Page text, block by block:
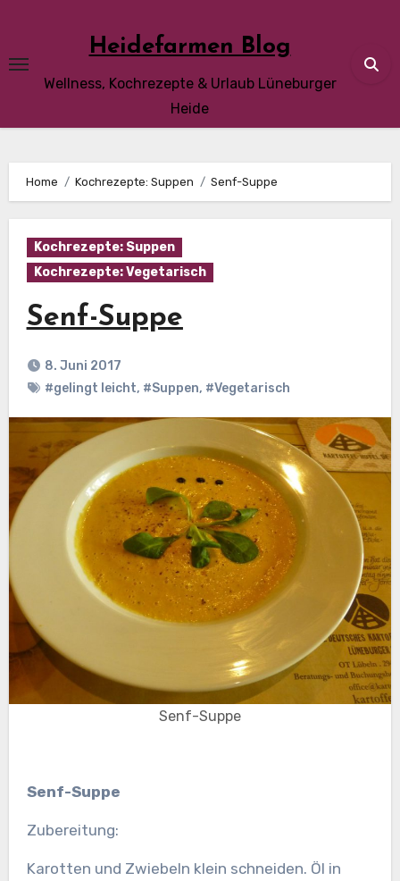
content
Heidefarmen Blog
Wellness, Kochrezepte & Urlaub Lüneburger
Heide
Home Kochrezepte: Suppen Senf-Suppe
Kochrezepte: Suppen
Kochrezepte: Vegetarisch
Senf-Suppe
8. Juni 2017
#gelingt leicht, #Suppen, #Vegetarisch
Senf-Suppe
Senf-Suppe
Zubereitung:
Karotten und Zwiebeln klein schneiden. Öl in